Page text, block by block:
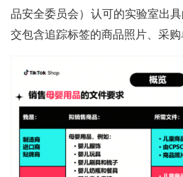
品安全委员会）认可的实验室出
交包含追踪标签的商品照片、采购